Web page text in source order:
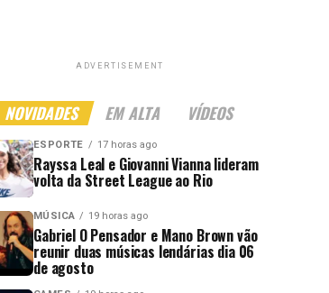
ADVERTISEMENT
NOVIDADES EM ALTA VÍDEOS
ESPORTE 17 horas ago
Rayssa Leal e Giovanni Vianna lideram
volta da Street League ao Rio
MÚSICA 19 horas ago
Gabriel O Pensador e Mano Brown vão
reunir duas músicas lendárias dia 06
de agosto